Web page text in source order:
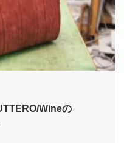
Wineの